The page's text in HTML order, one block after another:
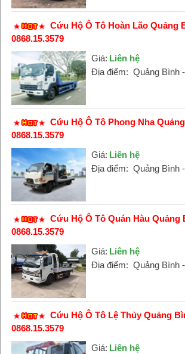
Cứu Hộ Ô Tô Hoàn Lão Quảng
0868.15.3579
Giá: Liên hệ
Địa điểm: Quảng Bình
Cứu Hộ Ô Tô Phong Nha
0868.15.3579
Giá: Liên hệ
Địa điểm: Quảng Bình
Cứu Hộ Ô Tô Quán Hàu Quảng
0868.15.3579
Giá: Liên hệ
Địa điểm: Quảng Bình
Cứu Hộ Ô Tô Lệ Thủy Quảng
0868.15.3579
Giá: Liên hệ